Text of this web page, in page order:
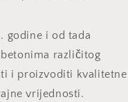
godine i od tada
različitog
i proizvoditi kvalitetne
vrijednosti.